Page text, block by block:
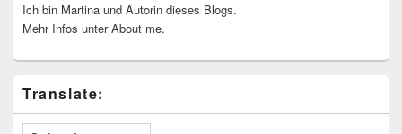
Ich bin Martina und Autorin dieses Blogs.
Mehr Infos unter About me.
Translate: